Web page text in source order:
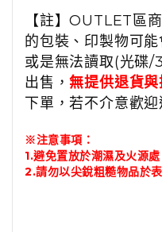
【註】OUTLET區
的包裝、印製物可
或是無法讀取(光碟/
出售，無提供退貨
下單，若不介意歡迎
※注意事項：
1.避免置放於潮濕及火源處
2.請勿以尖銳粗糙物品於